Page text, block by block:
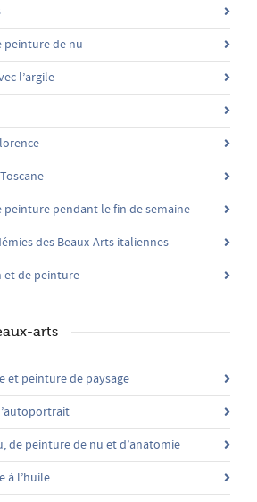
peinture de nu
l’argile
peinture pendant le fin de semaine
des Beaux-Arts italiennes
et de peinture
arts
et peinture de paysage
de peinture de nu et d’anatomie
à l’huile